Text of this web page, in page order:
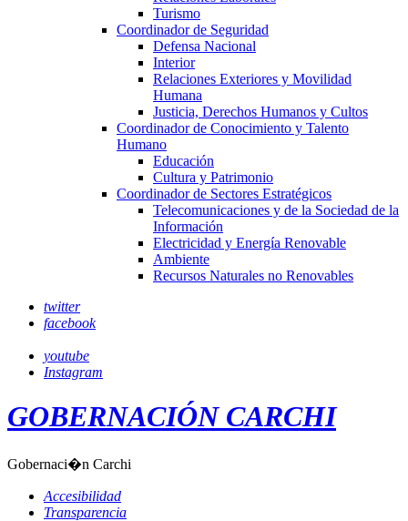
Turismo
Coordinador de Seguridad
Defensa Nacional
Interior
Relaciones Exteriores y Movilidad
Humana
Justicia, Derechos Humanos y Cultos
Coordinador de Conocimiento y Talento
Humano
Educación
Cultura y Patrimonio
Coordinador de Sectores Estratégicos
Telecomunicaciones y de la Sociedad de la
Información
Electricidad y Energía Renovable
Ambiente
Recursos Naturales no Renovables
twitter
facebook
youtube
Instagram
GOBERNACIÓN CARCHI
Gobernaci�n Carchi
Accesibilidad
Transparencia